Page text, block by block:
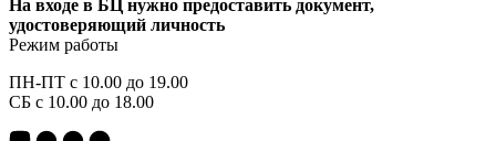
На входе в БЦ нужно предоставить документ,
удостоверяющий личность
Режим работы
ПН-ПТ с 10.00 до 19.00
СБ с 10.00 до 18.00